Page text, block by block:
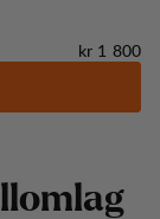
Pris:
kr 1 800
llomlag